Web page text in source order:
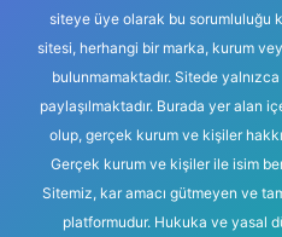
siteye üye olarak bu sorumluluğu
sitesi, herhangi bir marka, kurum
bulunmamaktadır. Sitede
paylaşılmaktadır. Burada yer alan
olup, gerçek kurum ve kişiler
Gerçek kurum ve kişiler ile isim
Sitemiz, kar amacı gütmeyen ve
platformudur. Hukuka ve yasal